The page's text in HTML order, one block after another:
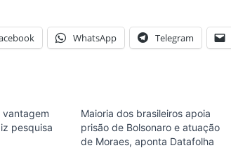
WhatsApp Telegram
vantagem
pesquisa
Maioria dos brasileiros apoia
prisão de Bolsonaro e atuação
de Moraes, aponta Datafolha